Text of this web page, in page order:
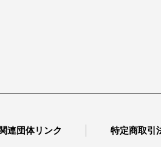
連団体リンク 特定商取引